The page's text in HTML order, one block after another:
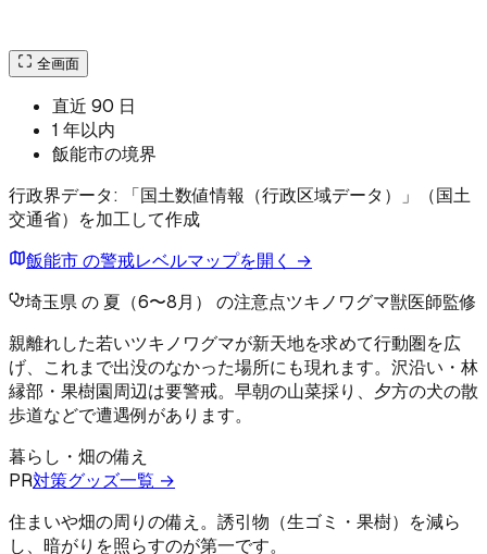
全画面
直近 90 日
1 年以内
飯能市の境界
行政界データ: 「国土数値情報（行政区域データ）」（国土
交通省）を加工して作成
飯能市 の警戒レベルマップを開く →
埼玉県 の 夏（6〜8月） の注意点ツキノワグマ獣医師監修
親離れした若いツキノワグマが新天地を求めて行動圏を広
げ、これまで出没のなかった場所にも現れます。沢沿い・林
縁部・果樹園周辺は要警戒。早朝の山菜採り、夕方の犬の散
歩道などで遭遇例があります。
暮らし・畑の備え
PR対策グッズ一覧 →
住まいや畑の周りの備え。誘引物（生ゴミ・果樹）を減ら
し、暗がりを照らすのが第一です。